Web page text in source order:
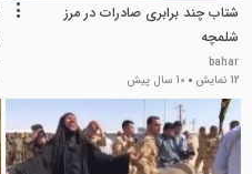
شتاب چند برابری صادرات در مرز
شلمچه
bahar
12 نمایش
10 سال پیش